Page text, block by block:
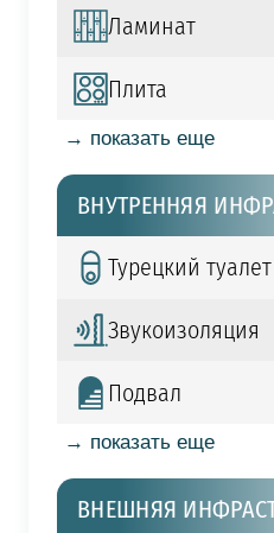
Ламинат
Плита
→ показать еще
ВНУТРЕННЯЯ
Турецкий туалет
Звукоизоляция
Подвал
→ показать еще
ВНЕШНЯЯ